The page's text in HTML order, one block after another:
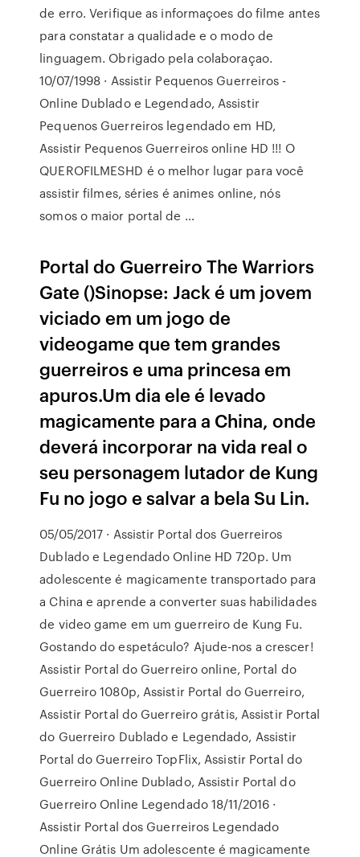
de erro. Verifique as informaçoes do filme antes
para constatar a qualidade e o modo de
linguagem. Obrigado pela colaboraçao.
10/07/1998 · Assistir Pequenos Guerreiros -
Online Dublado e Legendado, Assistir
Pequenos Guerreiros legendado em HD,
Assistir Pequenos Guerreiros online HD !!! O
QUEROFILMESHD é o melhor lugar para você
assistir filmes, séries é animes online, nós
somos o maior portal de …
Portal do Guerreiro The Warriors
Gate ()Sinopse: Jack é um jovem
viciado em um jogo de
videogame que tem grandes
guerreiros e uma princesa em
apuros.Um dia ele é levado
magicamente para a China, onde
deverá incorporar na vida real o
seu personagem lutador de Kung
Fu no jogo e salvar a bela Su Lin.
05/05/2017 · Assistir Portal dos Guerreiros
Dublado e Legendado Online HD 720p. Um
adolescente é magicamente transportado para
a China e aprende a converter suas habilidades
de video game em um guerreiro de Kung Fu.
Gostando do espetáculo? Ajude-nos a crescer!
Assistir Portal do Guerreiro online, Portal do
Guerreiro 1080p, Assistir Portal do Guerreiro,
Assistir Portal do Guerreiro grátis, Assistir Portal
do Guerreiro Dublado e Legendado, Assistir
Portal do Guerreiro TopFlix, Assistir Portal do
Guerreiro Online Dublado, Assistir Portal do
Guerreiro Online Legendado 18/11/2016 ·
Assistir Portal dos Guerreiros Legendado
Online Grátis Um adolescente é magicamente